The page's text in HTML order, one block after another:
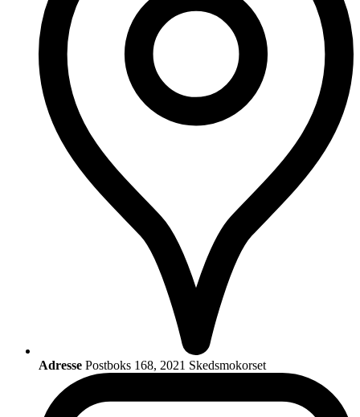
Adresse Postboks 168, 2021 Skedsmokorset